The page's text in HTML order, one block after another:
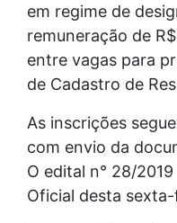
em regime de
remuneração de
entre vagas para
de Cadastro de
As inscrições
com envio da
O edital n° 28/
Oficial desta